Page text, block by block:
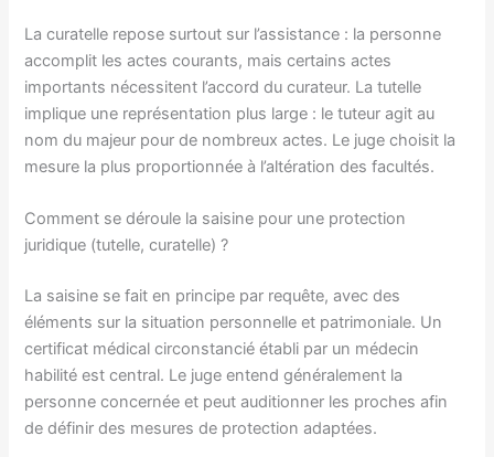
La curatelle repose surtout sur l’assistance : la personne
accomplit les actes courants, mais certains actes
importants nécessitent l’accord du curateur. La tutelle
implique une représentation plus large : le tuteur agit au
nom du majeur pour de nombreux actes. Le juge choisit la
mesure la plus proportionnée à l’altération des facultés.
Comment se déroule la saisine pour une protection
juridique (tutelle, curatelle) ?
La saisine se fait en principe par requête, avec des
éléments sur la situation personnelle et patrimoniale. Un
certificat médical circonstancié établi par un médecin
habilité est central. Le juge entend généralement la
personne concernée et peut auditionner les proches afin
de définir des mesures de protection adaptées.